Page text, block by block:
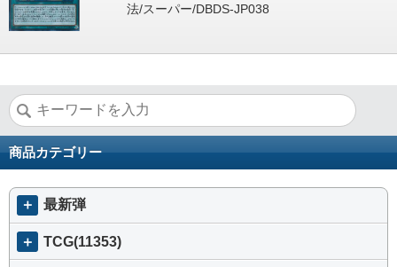
法/スーパー/DBDS-JP038
商品カテゴリー
＋ 最新弾
＋ TCG(11353)